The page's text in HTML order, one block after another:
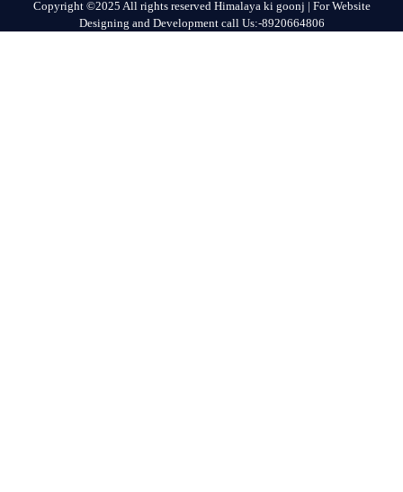
Copyright ©2025 All rights reserved Himalaya ki goonj | For Website
Designing and Development call Us:-8920664806